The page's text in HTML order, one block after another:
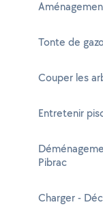
Tonte de
Couper les
Entretenir
Pibrac
Charger -